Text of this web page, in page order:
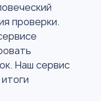
проверки.
Наш сервис